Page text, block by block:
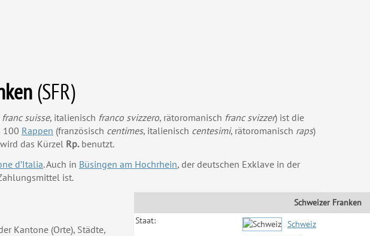
(SFR)
franc suisse, italienisch franco svizzero, rätoromanisch franc svizzer) ist die
100 Rappen (französisch centimes, italienisch centesimi, rätoromanisch raps)
das Kürzel Rp. benutzt.
d’Italia. Auch in Büsingen am Hochrhein, der deutschen Exklave in der
ist.
Kantone (Orte), Städte,
Schweizer Franken
Staat:
Schweiz